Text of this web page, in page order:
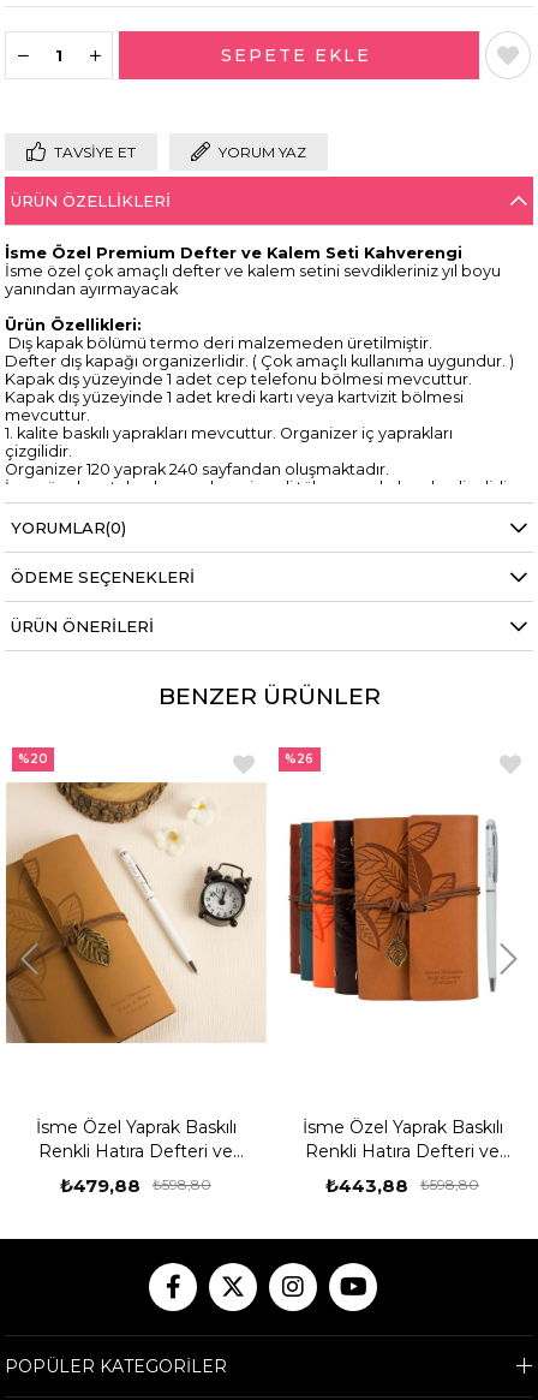
TAVSIYE ET YORUM YAZ
ÜRÜN ÖZELLIKLERI
İsme Özel Premium Defter ve Kalem Seti Kahverengi
İsme özel çok amaçlı defter ve kalem setini sevdikleriniz yıl boyu
yanından ayırmayacak
Ürün Özellikleri:
Dış kapak bölümü termo deri malzemeden üretilmiştir.
Defter dış kapağı organizerlidir. ( Çok amaçlı kullanıma uygundur. )
Kapak dış yüzeyinde 1 adet cep telefonu bölmesi mevcuttur.
Kapak dış yüzeyinde 1 adet kredi kartı veya kartvizit bölmesi
mevcuttur.
1. kalite baskılı yaprakları mevcuttur. Organizer iç yaprakları
çizgilidir.
Organizer 120 yaprak 240 sayfandan oluşmaktadır.
İsme özel metal çok amaçlı çevirmeli tükenmez kalem hediyelidir.
Tükenmez kalem , tornavida , cetvel , dokunmatik kalem , stant ve
silgi özelliklerine sahiptir.
Organizer ve kalem lazer baskı yöntemi ile isme özel hale
Lazer baskı yöntemi belirgindir , ürünü deforme etmez , kalıcıdır ,
Lazer baskı rengi üründen ürüne farklılık gösterebilmektedir.
Renk : Kahverengi
YORUMLAR(0)
ÖDEME SEÇENEKLERI
ÜRÜN ÖNERILERI
BENZER ÜRÜNLER
İsme Özel Yaprak Baskılı
Renkli Hatıra Defteri ve
Kalem Seti Büyük Boy
₺479,88 ₺598,80
%20
İsme Özel Yaprak Baskılı
Renkli Hatıra Defteri ve
Kalem Seti Orta Boy
₺443,88 ₺598,80
%26
POPÜLER KATEGORİLER